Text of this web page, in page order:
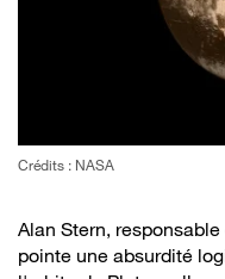
Crédits : NASA
Alan Stern,
pointe une absurdité